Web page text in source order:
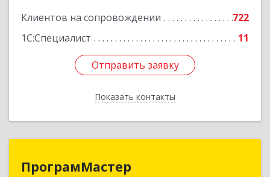
Клиентов на сопровождении
722
1С:Специалист
11
Отправить заявку
Показать контакты
Отправить заявку
Назад
ПрограмМастер